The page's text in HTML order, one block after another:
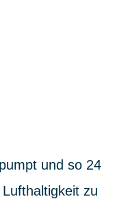
und so 24
zu